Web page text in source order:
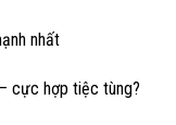
nhất
cực hợp tiệc tùng?